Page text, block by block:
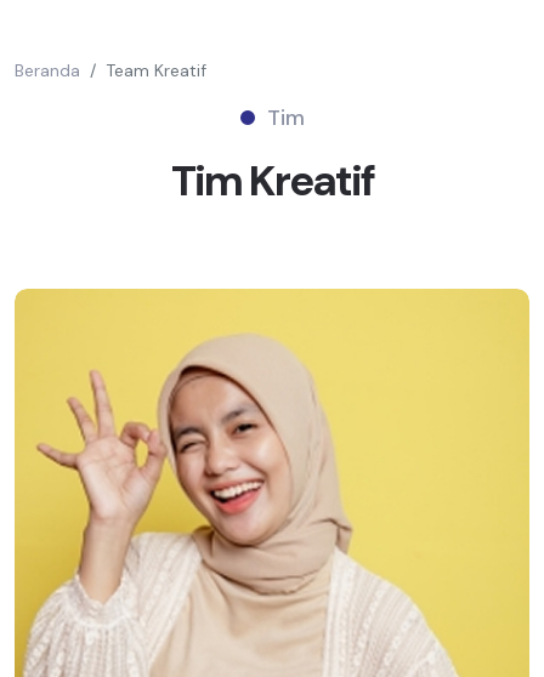
Beranda Team Kreatif
Tim
TimKreatif